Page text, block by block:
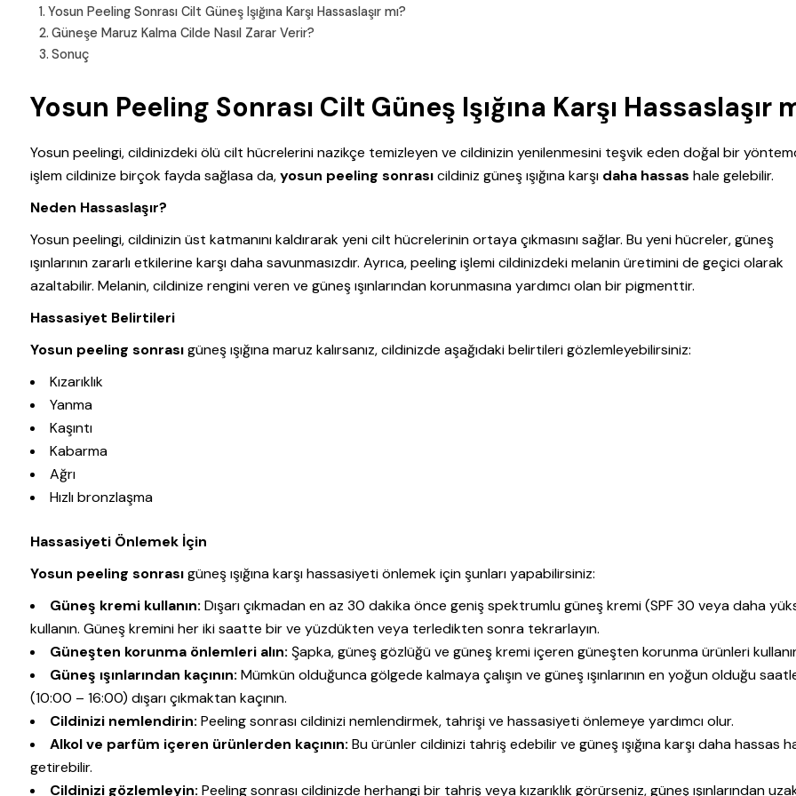
Yosun Peeling Sonrası Cilt Güneş Işığına Karşı Hassaslaşır mı?
Güneşe Maruz Kalma Cilde Nasıl Zarar Verir?
Sonuç
Yosun Peeling Sonrası Cilt Güneş Işığına Karşı Hassaslaşır
Yosun peelingi, cildinizdeki ölü cilt hücrelerini nazikçe temizleyen ve cildinizin yenilenmesini teşvik eden doğal bir
işlem cildinize birçok fayda sağlasa da,yosun peeling sonrasıcildiniz güneş ışığına karşı daha hassas hale gelebilir.
Neden Hassaslaşır?
Yosun peelingi, cildinizin üst katmanını kaldırarak yeni cilt hücrelerinin ortaya çıkmasını sağlar. Bu yeni hücreler, güneş
ışınlarının zararlı etkilerine karşı daha savunmasızdır. Ayrıca, peeling işlemi cildinizdeki melanin üretimini de geçici olarak
azaltabilir. Melanin, cildinize rengini veren ve güneş ışınlarından korunmasına yardımcı olan bir pigmenttir.
Hassasiyet Belirtileri
Yosun peeling sonrasıgüneş ışığına maruz kalırsanız, cildinizde aşağıdaki belirtileri gözlemleyebilirsiniz:
Kızarıklık
Yanma
Kaşıntı
Kabarma
Ağrı
Hızlı bronzlaşma
Hassasiyeti Önlemek İçin
Yosun peeling sonrasıgüneş ışığına karşı hassasiyeti önlemek için şunları yapabilirsiniz:
Güneş kremi kullanın: Dışarı çıkmadan en az 30 dakika önce geniş spektrumlu güneş kremi (SPF 30 veya daha
kullanın. Güneş kremini her iki saatte bir ve yüzdükten veya terledikten sonra tekrarlayın.
Güneşten korunma önlemleri alın: Şapka, güneş gözlüğü ve güneş kremi içeren güneşten korunma ürünleri
Güneş ışınlarından kaçının: Mümkün olduğunca gölgede kalmaya çalışın ve güneş ışınlarının en yoğun olduğu
(10:00 – 16:00) dışarı çıkmaktan kaçının.
Cildinizi nemlendirin: Peeling sonrası cildinizi nemlendirmek, tahrişi ve hassasiyeti önlemeye yardımcı olur.
Alkol ve parfüm içeren ürünlerden kaçının: Bu ürünler cildinizi tahriş edebilir ve güneş ışığına karşı daha hassas
getirebilir.
Cildinizi gözlemleyin: Peeling sonrası cildinizde herhangi bir tahriş veya kızarıklık görürseniz, güneş ışınlarından